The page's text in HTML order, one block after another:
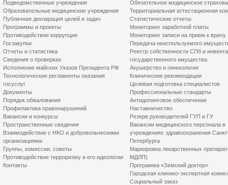
Подведомственные учреждения
Образовательные медицинские учреждения
Публичная декларация целей и задач
Программы и проекты
Противодействие коррупции
Госзакупки
Отчеты и статистика
Сведения о проверках
Исполнение майских Указов Президента РФ
Технологические регламенты оказания
госуслуг
Документы
Порядок обжалования
Профилактика правонарушений
Вакансии и конкурсы
Пространственные сведения
Взаимодействие с НКО и добровольческими
организациями
Группы, комиссии, советы
Противодействие терроризму и его идеологии
Контакты
Обязательное медицинское
Территориальная аттестационная
Статистические отчеты
Мониторинг заработной платы
Мониторинг записи на прием к врачу
Передача неиспользуемого
Реестр собственности СПб и
государственного имущества
Акушерство и гинекология
Клинические рекомендации
Целевая подготовка специалистов
Профессиональные стандарты
Антидопинговое обеспечение
Наставничество
Резерв руководителей ГУП и ГУ
Вакансии медицинского персонала в
учреждениях здравоохранения
Петербурга
Маркировка лекарственных
МДЛП)
Программа «Земский доктор»
Городская клинико-экспертная
Социальный заказ